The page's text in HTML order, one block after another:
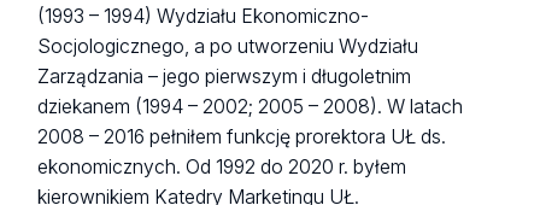
(1993 – 1994) Wydziału Ekonomiczno-
Socjologicznego, a po utworzeniu Wydziału
Zarządzania – jego pierwszym i długoletnim
dziekanem (1994 – 2002; 2005 – 2008). W latach
2008 – 2016 pełniłem funkcję prorektora UŁ ds.
ekonomicznych. Od 1992 do 2020 r. byłem
kierownikiem Katedry Marketingu UŁ.